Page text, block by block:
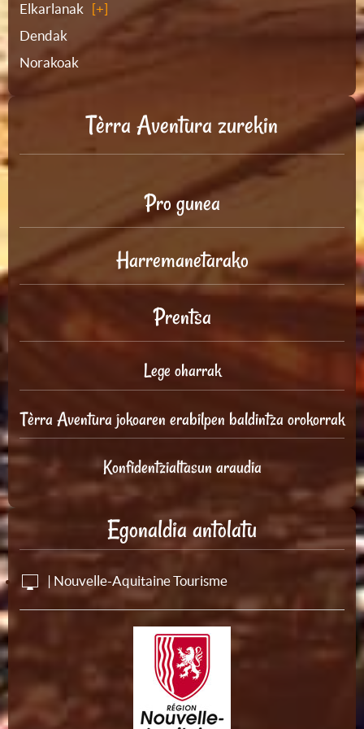
Elkarlanak
Dendak
Norakoak
Tèrra Aventura zurekin
Pro gunea
Harremanetarako
Prentsa
Lege oharrak
Tèrra Aventura jokoaren erabilpen baldintza orokorrak
Konfidentzialtasun araudia
Egonaldia antolatu
| Nouvelle-Aquitaine Tourisme